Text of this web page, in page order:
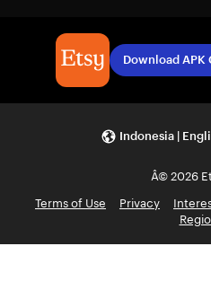
Download APK
Indonesia |
Â© 2026
Terms of Use
Privacy